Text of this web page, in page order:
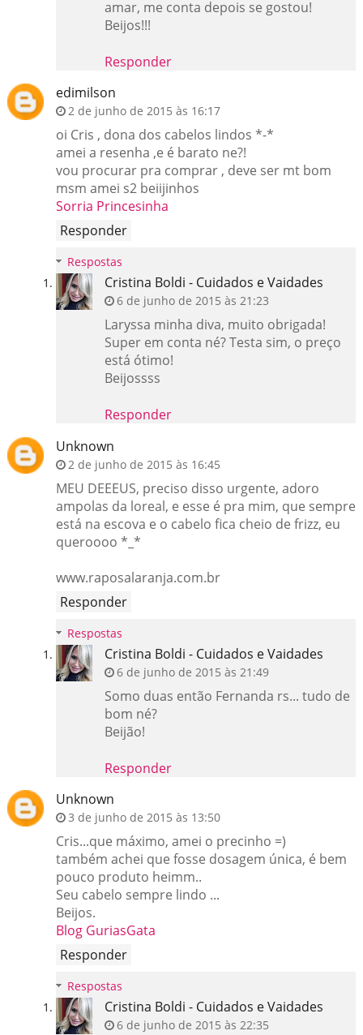
amar, me conta depois se gostou!
Beijos!!!
Responder
edimilson
2 de junho de 2015 às 16:17
oi Cris , dona dos cabelos lindos *-*
amei a resenha ,e é barato ne?!
vou procurar pra comprar , deve ser mt bom
msm amei s2 beiijinhos
Sorria Princesinha
Responder
Respostas
Cristina Boldi - Cuidados e Vaidades
6 de junho de 2015 às 21:23
Laryssa minha diva, muito obrigada!
Super em conta né? Testa sim, o preço
está ótimo!
Beijossss
Responder
Unknown
2 de junho de 2015 às 16:45
MEU DEEEUS, preciso disso urgente, adoro
ampolas da loreal, e esse é pra mim, que sempre
está na escova e o cabelo fica cheio de frizz, eu
queroooo *_*
www.raposalaranja.com.br
Responder
Respostas
Cristina Boldi - Cuidados e Vaidades
6 de junho de 2015 às 21:49
Somo duas então Fernanda rs... tudo de
bom né?
Beijão!
Responder
Unknown
3 de junho de 2015 às 13:50
Cris...que máximo, amei o precinho =)
também achei que fosse dosagem única, é bem
pouco produto heimm..
Seu cabelo sempre lindo ...
Beijos.
Blog GuriasGata
Responder
Respostas
Cristina Boldi - Cuidados e Vaidades
6 de junho de 2015 às 22:35